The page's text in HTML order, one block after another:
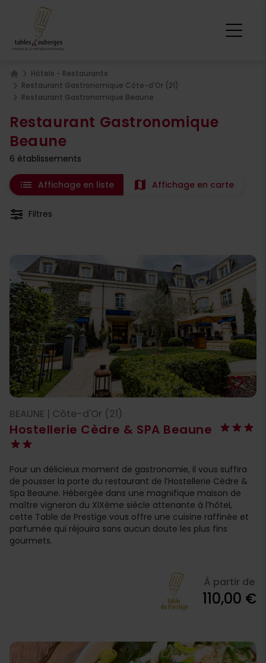
Home
Hôtels - Restaurants
Restaurant Gastronomique Côte-d'Or (21)
Restaurant Gastronomique Beaune
Restaurant Gastronomique
Beaune
6 établissements
list Affichage en liste map Affichage en carte
Filtres
Hostellerie Cèdre & SPA Beaune
favorite_border
BEAUNE | Côte-d'Or (21)
Pour un délicieux moment de gastronomie, il vous suffira
de pousser la porte du restaurant de l’Hostellerie Cèdre &
Spa Beaune. Hébergée dans une magnifique maison de
maître vigneron du XIXème siècle attenante à l’hôtel,
cette Table de Prestige vous offre une cuisine raffinée et
parfumée qui réjouira sans aucun doute les plus fins
gourmets.
À partir de
110,00 €